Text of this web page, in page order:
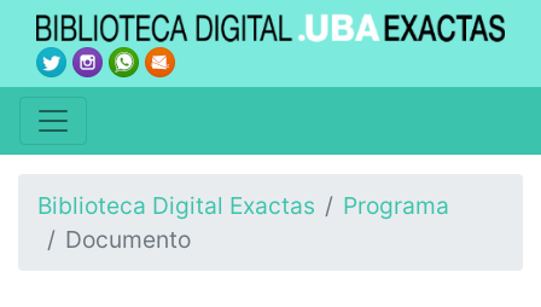
Biblioteca Digital Exactas
Programa
Documento